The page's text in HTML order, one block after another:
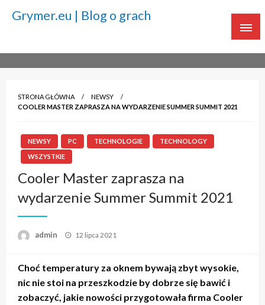
Grymer.eu | Blog o grach
STRONA GŁÓWNA
NEWSY
COOLER MASTER ZAPRASZA NA WYDARZENIE SUMMER SUMMIT 2021
NEWSY PC TECHNOLOGIE
TECHNOLOGY
WSZYSTKIE
Cooler Master zaprasza na
wydarzenie Summer Summit 2021
admin Napisano
12 lipca 2021
Choć temperatury za oknem bywają zbyt wysokie,
nic nie stoi na przeszkodzie by dobrze się bawić i
zobaczyć, jakie nowości przygotowała firma Cooler